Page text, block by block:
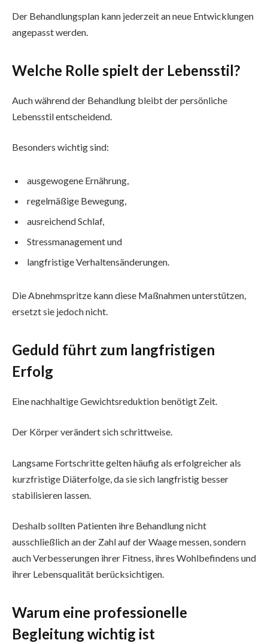
Der Behandlungsplan kann jederzeit an neue Entwicklungen
angepasst werden.
Welche Rolle spielt der Lebensstil?
Auch während der Behandlung bleibt der persönliche
Lebensstil entscheidend.
Besonders wichtig sind:
ausgewogene Ernährung,
regelmäßige Bewegung,
ausreichend Schlaf,
Stressmanagement und
langfristige Verhaltensänderungen.
Die Abnehmspritze kann diese Maßnahmen unterstützen,
ersetzt sie jedoch nicht.
Geduld führt zum langfristigen
Erfolg
Eine nachhaltige Gewichtsreduktion benötigt Zeit.
Der Körper verändert sich schrittweise.
Langsame Fortschritte gelten häufig als erfolgreicher als
kurzfristige Diäterfolge, da sie sich langfristig besser
stabilisieren lassen.
Deshalb sollten Patienten ihre Behandlung nicht
ausschließlich an der Zahl auf der Waage messen, sondern
auch Verbesserungen ihrer Fitness, ihres Wohlbefindens und
ihrer Lebensqualität berücksichtigen.
Warum eine professionelle
Begleitung wichtig ist